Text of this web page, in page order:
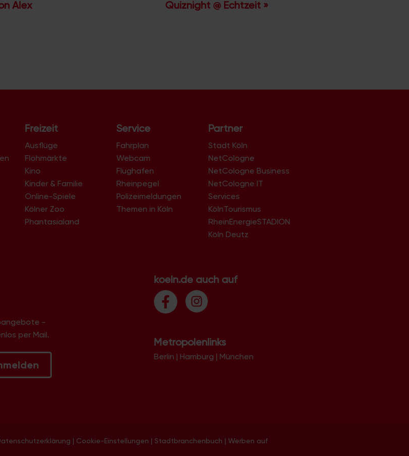
Alex
Quiznight @ Echtzeit »
Freizeit
Ausflüge
Flohmärkte
Kino
Kinder & Familie
Online-Spiele
Kölner Zoo
Phantasialand
Service
Fahrplan
Webcam
Flughafen
Rheinpegel
Polizeimeldungen
Themen in Köln
Partner
Stadt Köln
NetCologne
NetCologne Business
NetCologne IT
Services
KölnTourismus
RheinEnergieSTADION
Köln Deutz
-
per Mail.
koeln.de auch auf
Metropolenlinks
Berlin | Hamburg | München
| Cookie-Einstellungen | Stadtbranchenbuch | Werben auf